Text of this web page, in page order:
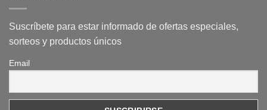
Suscríbete para estar informado de ofertas especiales,
sorteos y productos únicos
Email